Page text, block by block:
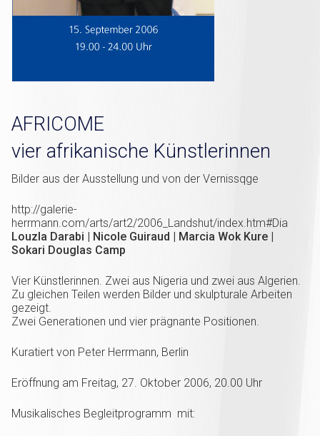
AFRICOME
vier afrikanische Künstlerinnen
Bilder aus der Ausstellung und von der Vernissqge
http://galerie-
herrmann.com/arts/art2/2006_Landshut/index.htm#Dia
Louzla Darabi | Nicole Guiraud | Marcia Wok Kure |
Sokari Douglas Camp
Vier Künstlerinnen. Zwei aus Nigeria und zwei aus Algerien.
Zu gleichen Teilen werden Bilder und skulpturale Arbeiten
gezeigt.
Zwei Generationen und vier prägnante Positionen.
Kuratiert von Peter Herrmann, Berlin
Eröffnung am Freitag, 27. Oktober 2006, 20.00 Uhr
Musikalisches Begleitprogramm mit: